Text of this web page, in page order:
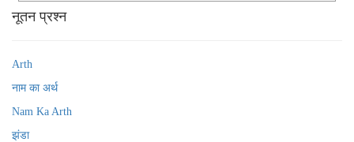
नूतन प्रश्न
Arth
नाम का अर्थ
Nam Ka Arth
झंडा